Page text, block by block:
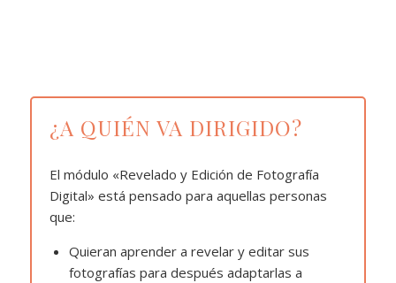
¿A QUIÉN VA DIRIGIDO?
El módulo «Revelado y Edición de Fotografía
Digital» está pensado para aquellas personas
que:
Quieran aprender a revelar y editar sus
fotografías para después adaptarlas a